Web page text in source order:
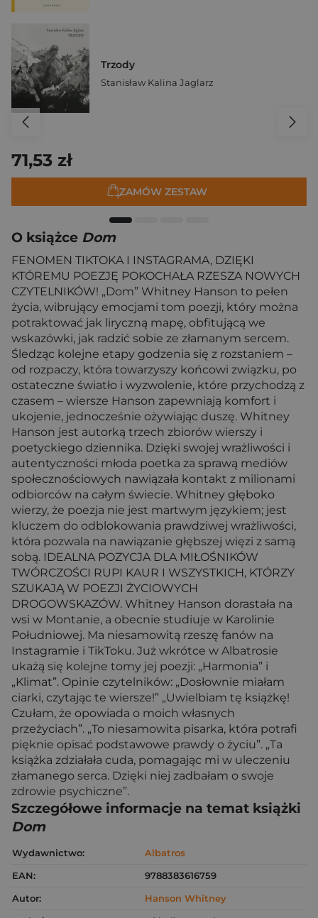
Trzody
Stanisław Kalina Jaglarz
71,53 zł
ZAMÓW ZESTAW
O książce Dom
FENOMEN TIKTOKA I INSTAGRAMA, DZIĘKI
KTÓREMU POEZJĘ POKOCHAŁA RZESZA NOWYCH
CZYTELNIKÓW! „Dom” Whitney Hanson to pełen
życia, wibrujący emocjami tom poezji, który można
potraktować jak liryczną mapę, obfitującą we
wskazówki, jak radzić sobie ze złamanym sercem.
Śledząc kolejne etapy godzenia się z rozstaniem –
od rozpaczy, która towarzyszy końcowi związku, po
ostateczne światło i wyzwolenie, które przychodzą z
czasem – wiersze Hanson zapewniają komfort i
ukojenie, jednocześnie ożywiając duszę. Whitney
Hanson jest autorką trzech zbiorów wierszy i
poetyckiego dziennika. Dzięki swojej wrażliwości i
autentyczności młoda poetka za sprawą mediów
społecznościowych nawiązała kontakt z milionami
odbiorców na całym świecie. Whitney głęboko
wierzy, że poezja nie jest martwym językiem; jest
kluczem do odblokowania prawdziwej wrażliwości,
która pozwala na nawiązanie głębszej więzi z samą
sobą. IDEALNA POZYCJA DLA MIŁOŚNIKÓW
TWÓRCZOŚCI RUPI KAUR I WSZYSTKICH, KTÓRZY
SZUKAJĄ W POEZJI ŻYCIOWYCH
DROGOWSKAZÓW. Whitney Hanson dorastała na
wsi w Montanie, a obecnie studiuje w Karolinie
Południowej. Ma niesamowitą rzeszę fanów na
Instagramie i TikToku. Już wkrótce w Albatrosie
ukażą się kolejne tomy jej poezji: „Harmonia” i
„Klimat”. Opinie czytelników: „Dosłownie miałam
ciarki, czytając te wiersze!” „Uwielbiam tę książkę!
Czułam, że opowiada o moich własnych
przeżyciach”. „To niesamowita pisarka, która potrafi
pięknie opisać podstawowe prawdy o życiu”. „Ta
książka zdziałała cuda, pomagając mi w uleczeniu
złamanego serca. Dzięki niej zadbałam o swoje
zdrowie psychiczne”.
Szczegółowe informacje na temat książki
Dom
Wydawnictwo:
Albatros
EAN:
9788383616759
Autor:
Hanson Whitney